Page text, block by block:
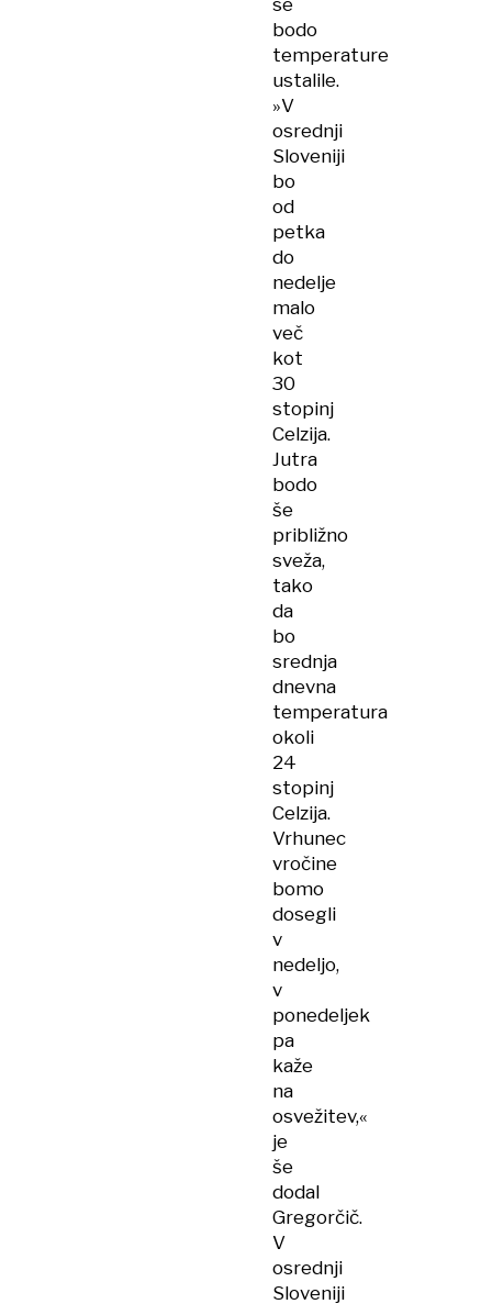
se
bodo
temperature
ustalile.
»V
osrednji
Sloveniji
bo
od
petka
do
nedelje
malo
več
kot
30
stopinj
Celzija.
Jutra
bodo
še
približno
sveža,
tako
da
bo
srednja
dnevna
temperatura
okoli
24
stopinj
Celzija.
Vrhunec
vročine
bomo
dosegli
v
nedeljo,
v
ponedeljek
pa
kaže
na
osvežitev,«
je
še
dodal
Gregorčič.
V
osrednji
Sloveniji